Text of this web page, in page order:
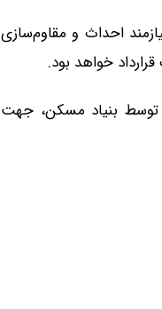
حداکثر ۱۲ ماه و برای واحدهای نیازمند احداث و مقاوم‌سازی
توسط بنیاد مسکن، جهت